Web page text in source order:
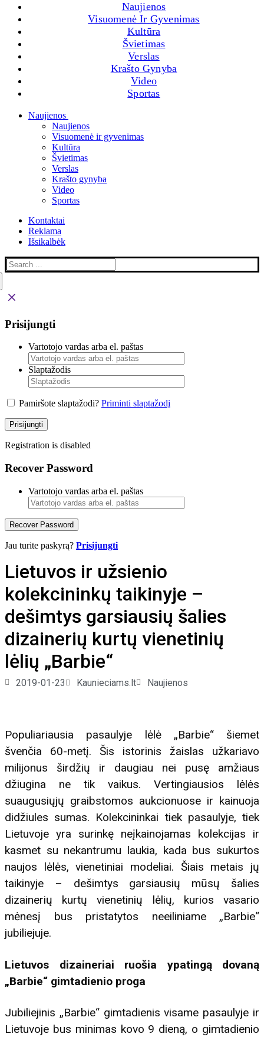
Naujienos
Visuomenė Ir Gyvenimas
Kultūra
Švietimas
Verslas
Krašto Gynyba
Video
Sportas
Naujienos
Naujienos
Visuomenė ir gyvenimas
Kultūra
Švietimas
Verslas
Krašto gynyba
Video
Sportas
Kontaktai
Reklama
Išsikalbėk
Prisijungti
Vartotojo vardas arba el. paštas
Slaptažodis
Pamiršote slaptažodi? Priminti slaptažodį
Prisijungti
Registration is disabled
Recover Password
Vartotojo vardas arba el. paštas
Recover Password
Jau turite paskyrą? Prisijungti
Lietuvos ir užsienio
kolekcininkų taikinyje –
dešimtys garsiausių šalies
dizainerių kurtų vienetinių
lėlių „Barbie“
2019-01-23 Kaunieciams.lt Naujienos
Populiariausia pasaulyje lėlė „Barbie“ šiemet
švenčia 60-metį. Šis istorinis žaislas užkariavo
milijonus širdžių ir daugiau nei pusę amžiaus
džiugina ne tik vaikus. Vertingiausios lėlės
suaugusiųjų graibstomos aukcionuose ir kainuoja
didžiules sumas. Kolekcininkai tiek pasaulyje, tiek
Lietuvoje yra surinkę neįkainojamas kolekcijas ir
kasmet su nekantrumu laukia, kada bus sukurtos
naujos lėlės, vienetiniai modeliai. Šiais metais jų
taikinyje – dešimtys garsiausių mūsų šalies
dizainerių kurtų vienetinių lėlių, kurios vasario
mėnesį bus pristatytos neeiliniame „Barbie“
jubiliejuje.
Lietuvos dizaineriai ruošia ypatingą dovaną
„Barbie“ gimtadienio proga
Jubiliejinis „Barbie“ gimtadienis visame pasaulyje ir
Lietuvoje bus minimas kovo 9 dieną, o gimtadienio